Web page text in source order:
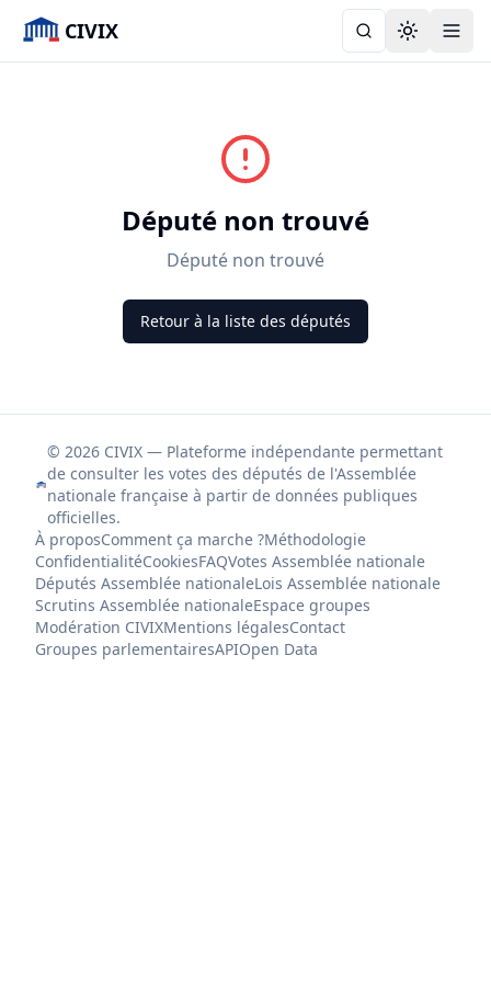
CIVIX Toggle
Député non trouvé
Député non trouvé
Retour à la liste des députés
© 2026 CIVIX — Plateforme indépendante permettant
de consulter les votes des députés de l'Assemblée
nationale française à partir de données publiques
officielles.
À proposComment ça marche ?Méthodologie
ConfidentialitéCookiesFAQVotes Assemblée nationale
Députés Assemblée nationaleLois Assemblée nationale
Scrutins Assemblée nationaleEspace groupes
Modération CIVIXMentions légalesContact
Groupes parlementairesAPIOpen Data